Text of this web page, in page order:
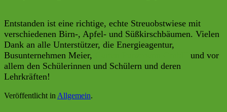
Entstanden ist eine richtige, echte Streuobstwiese mit
verschiedenen Birn-, Apfel- und Süßkirschbäumen. Vielen
Dank an alle Unterstützer, die Energieagentur,
Busunternehmen Meier,
und vor
allem den Schülerinnen und Schülern und deren
Lehrkräften!
Veröffentlicht in Allgemein.